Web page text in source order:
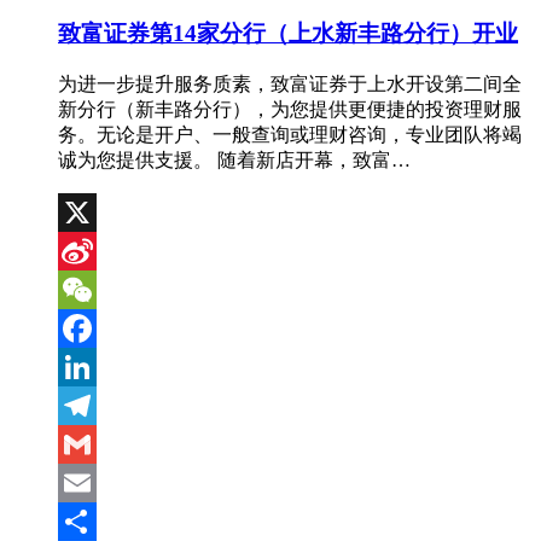
致富证券第14家分行（上水新丰路分行）开业
为进一步提升服务质素，致富证券于上水开设第二间全
新分行（新丰路分行），为您提供更便捷的投资理财服
务。无论是开户、一般查询或理财咨询，专业团队将竭
诚为您提供支援。 随着新店开幕，致富…
X
Sina
Weibo
WeChat
Facebook
LinkedIn
Telegram
Gmail
Email